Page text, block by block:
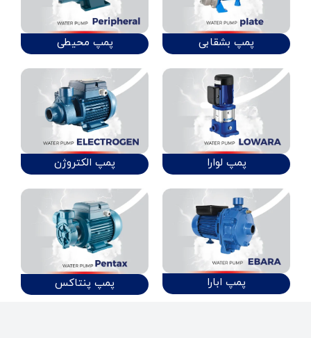
پمپ بشقابی پمپ محیطی
پمپ لوارا پمپ الکتروژن
پمپ ابارا پمپ پنتاکس